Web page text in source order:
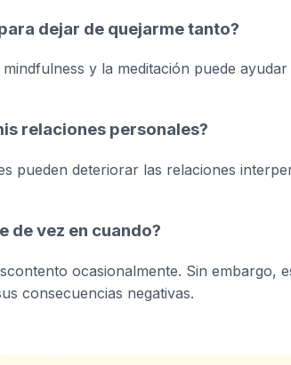
dejar de quejarme tanto?
y la meditación puede
relaciones personales?
pueden deteriorar las relaciones
de vez en cuando?
ocasionalmente. Sin embargo,
consecuencias negativas.